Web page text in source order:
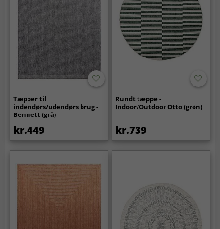
Tæpper til
indendørs/udendørs brug -
Bennett (grå)
kr.449
Rundt tæppe -
Indoor/Outdoor Otto (grøn)
kr.739